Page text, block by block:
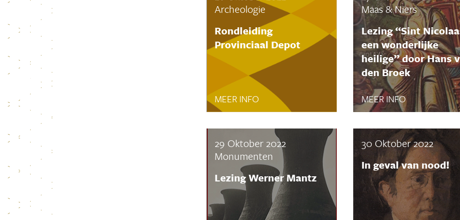
Archeologie
Rondleiding
Provinciaal Depot
MEER INFO
Maas & Niers
Lezing “Sint
een wonderlijke
heilige” door Hans
den Broek
MEER INFO
29 Oktober 2022
Monumenten
Lezing Werner Mantz
30 Oktober 2022
In geval van nood!